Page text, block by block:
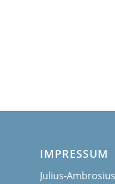
IMPRESSUM
Julius-